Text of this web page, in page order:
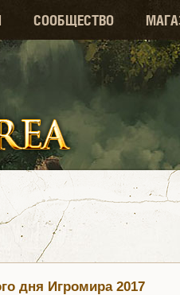
СООБЩЕСТВО
дня Игромира 2017